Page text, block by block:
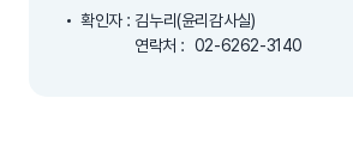
확인자 : 김누리(윤리감사실)
연락처 : 02-6262-3140